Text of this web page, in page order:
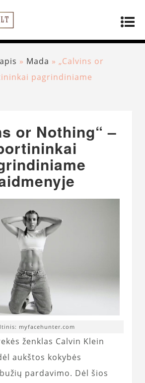
» Mada » „Calvins or
pagrindiniame
or Nothing“ –
myfacehunter.com
ženklas Calvin Klein
aukštos kokybės
pardavimo. Dėl šios